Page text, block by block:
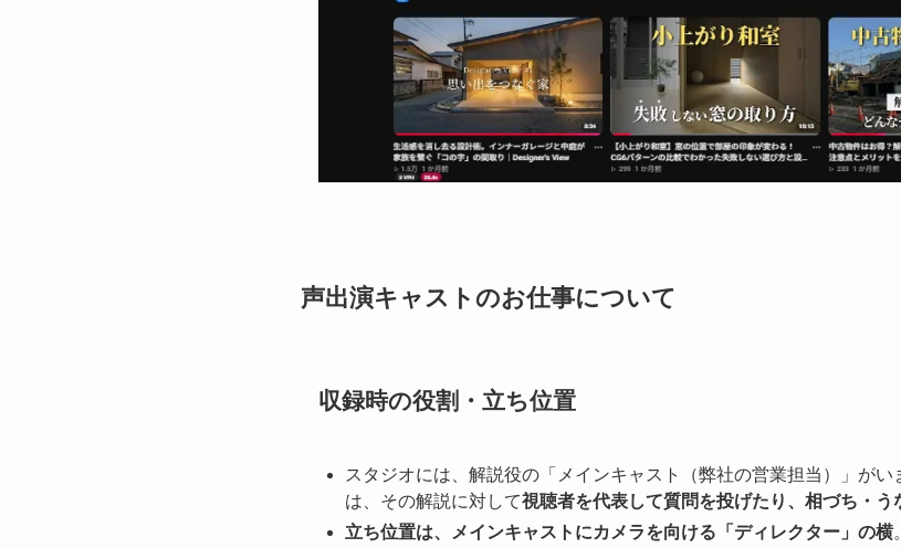
声出演キャストのお仕事について
収録時の役割・立ち位置
スタジオには、解説役の「メインキャスト（弊社の営業担当）」がい
は、その解説に対して視聴者を代表して質問を投げたり、相づち・う
立ち位置は、メインキャストにカメラを向ける「ディレクター」の横